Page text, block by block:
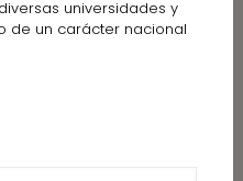
universidades y
de un carácter nacional